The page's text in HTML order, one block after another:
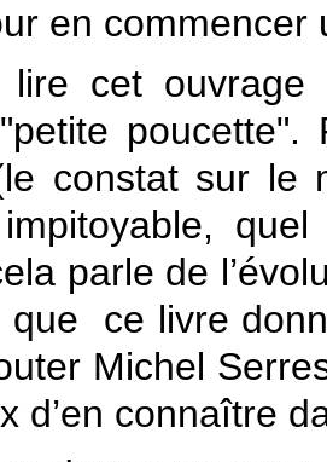
en commencer
cet
poucette".
constat sur le
parle de
ce livre
Michel
d’en connaître